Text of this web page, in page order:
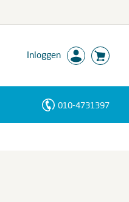
Inloggen
010-4731397